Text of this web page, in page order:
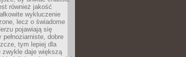
również jakość
wykluczenie
lecz o świadome
pojawiają się
dobre
tym lepiej dla
zwykle daje większą